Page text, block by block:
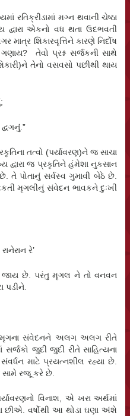
રતિક્રીડામાં મગ્ન થવાની ચેષ્ઠા
દ્વારા એકનો વધ થતા ઉદભવતી
શિકારવૃત્તિને કારણે નિર્દોષ
તેવો પ્રશ્ન સર્જકની સાથે
તેનો વસવસો પછીથી થાય
તત્વો (પર્યાવરણ)ને જ સાચા
જ પ્રકૃતિને હંમેશા નુકસાન
તે પોતાનું સર્વસ્વ ગુમાવી બેઠે છે.
મૃગલીનું સંવેદન ભાવકને દુઃખી
રે’
જાય છે. પરંતુ મૃગલ ને તો વનવન
પડીને.
સંવેદનને અલગ અલગ રીતે
જુદી જુદી રીતે સાહિત્યના
માટે પ્રયત્નશીલ રહ્યા છે.
સામે રજૂ કરે છે.
વિનાશ, એ ખરા અર્થમાં
છીએ. વર્ષોથી આ થોડા ઘણા અંશે